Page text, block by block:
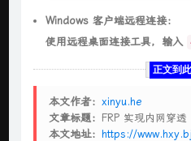
Windows 客户端远程连接：
使用远程桌面连接工具，输入
正文到
本文作者：xinyu.he
文章标题：FRP 实现内网穿透
本文地址：https://